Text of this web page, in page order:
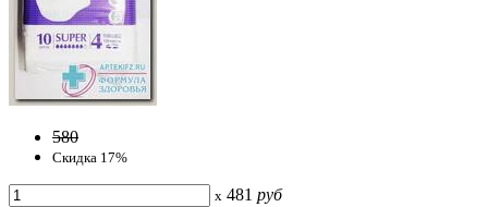
580
Скидка 17%
x 481 руб